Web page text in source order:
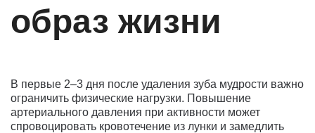
образ жизни
В первые 2–3 дня после удаления зуба мудрости важно
ограничить физические нагрузки. Повышение
артериального давления при активности может
спровоцировать кровотечение из лунки и замедлить